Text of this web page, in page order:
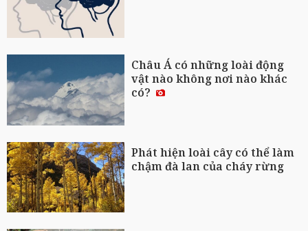
Châu Á có những loài động
vật nào không nơi nào khác
có?
Phát hiện loài cây có thể làm
chậm đà lan của cháy rừng